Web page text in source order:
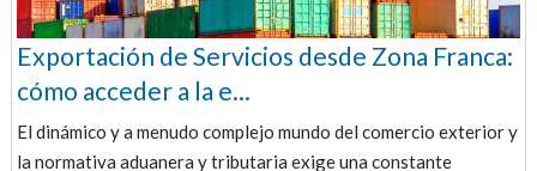
Exportación de Servicios desde Zona Franca:
cómo acceder a la e...
El dinámico y a menudo complejo mundo del comercio exterior y
la normativa aduanera y tributaria exige una constante